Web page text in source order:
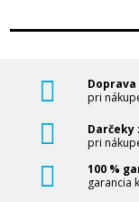
pri
Darčeky
pri
100 %
garancia